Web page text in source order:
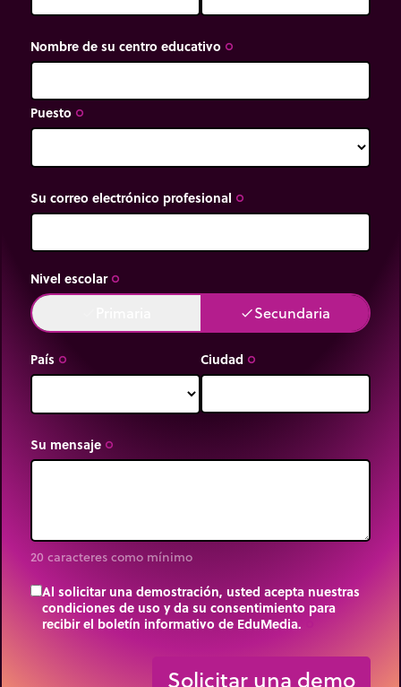
Nombre de su centro educativo trip_origin
Puesto trip_origin
Su correo electrónico profesional trip_origin
Nivel escolar trip_origin
doneSecundaria
País trip_origin Ciudad trip_origin
Su mensaje trip_origin
20 caracteres como mínimo
Al solicitar una demostración, usted acepta nuestras
condiciones de uso y da su consentimiento para
recibir el boletín informativo de EduMedia.
Solicitar una demo